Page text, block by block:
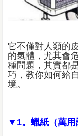
它不僅對人類的
的氣體，尤其會
種問題，其實都
巧，教你如何給
境。
▼1。蠟紙（萬用